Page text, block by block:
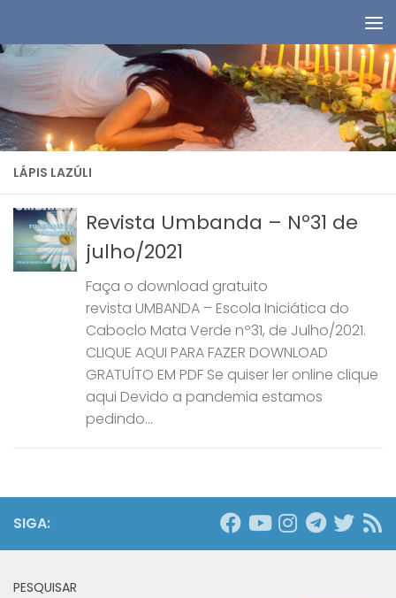
LÁPIS LAZÚLI
Revista Umbanda – Nº31 de
julho/2021
Faça o download gratuito
revista UMBANDA – Escola Iniciática do
Caboclo Mata Verde nº31, de Julho/2021.
CLIQUE AQUI PARA FAZER DOWNLOAD
GRATUÍTO EM PDF Se quiser ler online clique
aqui Devido a pandemia estamos
pedindo...
SIGA:
PESQUISAR